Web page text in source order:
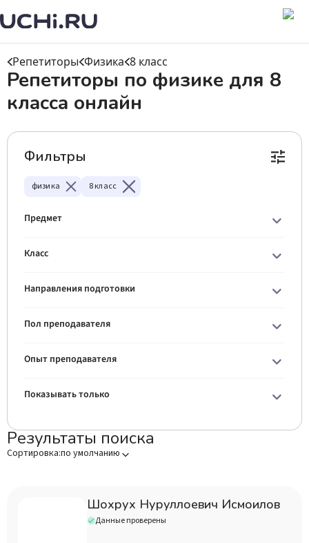
Репетиторы Физика 8 класс
Репетиторы по физике для 8
класса онлайн
Результаты поиска
Сортировка:по умолчанию
Шохрух Нуруллоевич Исмоилов
Данные проверены
Фильтры
физика 8 класс
Предмет
Класс
Направления подготовки
Пол преподавателя
Опыт преподавателя
Показывать только